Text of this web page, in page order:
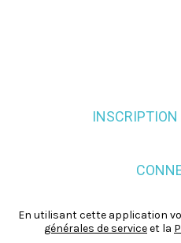
En utilisant cette application
générales de serviceet la